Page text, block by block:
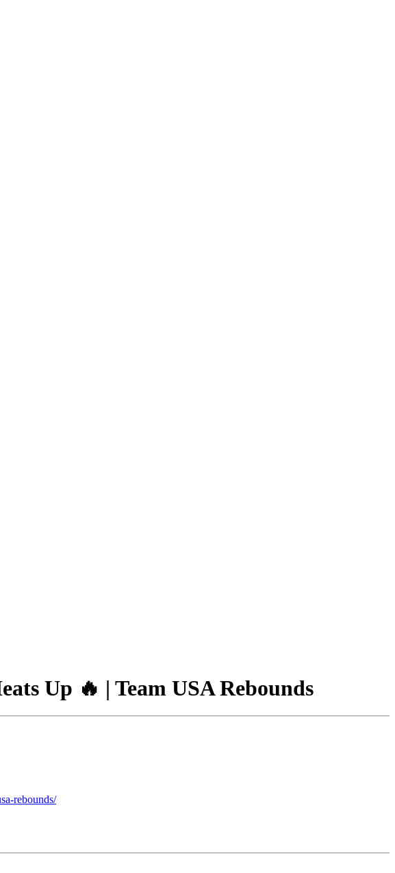
Up 🔥 | Team USA Rebounds
rebounds/